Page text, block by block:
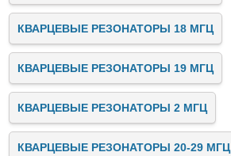
КВАРЦЕВЫЕ РЕЗОНАТОРЫ 18 МГЦ
КВАРЦЕВЫЕ РЕЗОНАТОРЫ 19 МГЦ
КВАРЦЕВЫЕ РЕЗОНАТОРЫ 2 МГЦ
КВАРЦЕВЫЕ РЕЗОНАТОРЫ 20-29 МГЦ